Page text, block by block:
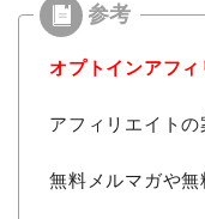
オプトインアフィ
アフィリエイト
無料メルマガや